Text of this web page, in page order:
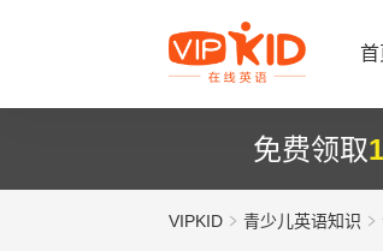
首
免费领取
VIPKID 青少儿英语知识